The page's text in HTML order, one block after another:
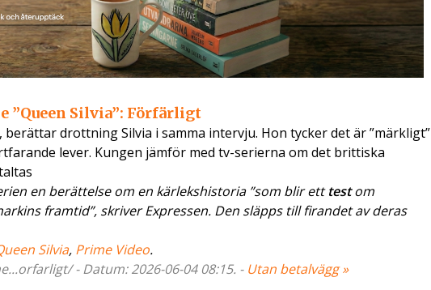
”Queen Silvia”: Förfärligt
drottning Silvia i samma intervju. Hon tycker det är ”märkligt”
lever. Kungen jämför med tv-serierna om det brittiska
en berättelse om en kärlekshistoria ”som blir etttestom
framtid”, skriver Expressen. Den släpps till firandet av deras
Silvia, Prime Video.
- Datum: 2026-06-04 08:15. - Utan betalvägg »